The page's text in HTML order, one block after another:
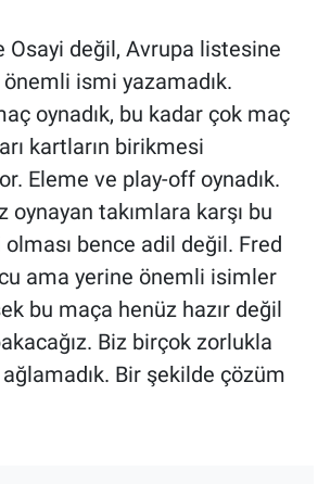
Osayi değil, Avrupa listesine
önemli ismi yazamadık.
oynadık, bu kadar çok maç
kartların birikmesi
Eleme ve play-off oynadık.
oynayan takımlara karşı bu
bence adil değil. Fred
ama yerine önemli isimler
bu maça henüz hazır değil
Biz birçok zorlukla
ağlamadık. Bir şekilde çözüm